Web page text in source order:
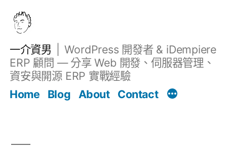
一介資男
WordPress 開發者 & iDempiere
ERP 顧問 — 分享 Web 開發、伺服器管理、
資安與開源 ERP 實戰經驗
Home
Blog About Contact
文章 Filter